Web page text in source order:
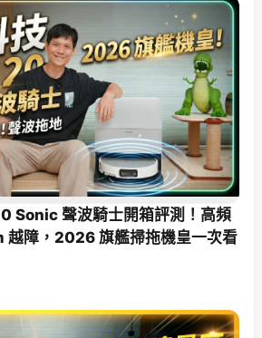
Sonic 聲波騎士開箱評測！高頻
越障，2026 旗艦掃拖機皇一次看